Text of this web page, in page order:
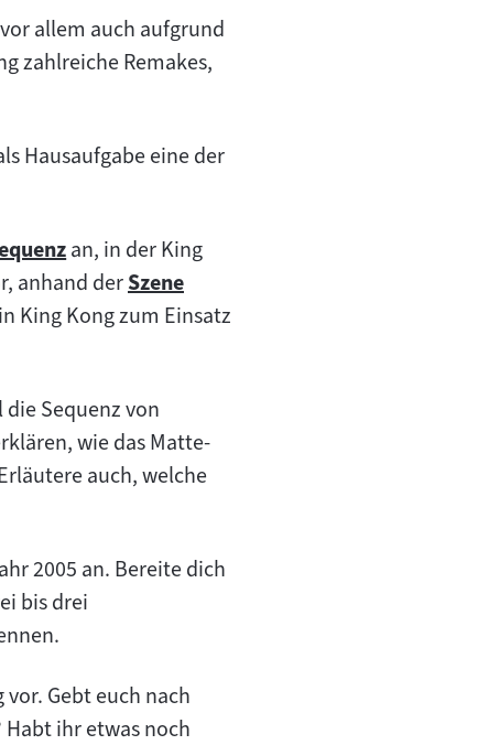
allem auch aufgrund
zahlreiche Remakes,
Hausaufgabe eine der
an, in der King
anhand derZum
Inhalt:
Szene
King Kong zum Einsatz
Sequenz von
wie das Matte-
auch, welche
2005 an. Bereite dich
bis drei
Gebt euch nach
ihr etwas noch